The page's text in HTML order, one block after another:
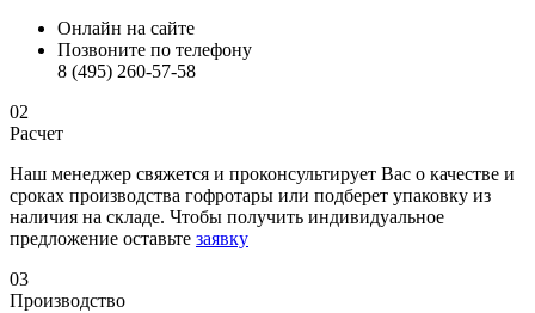
Онлайн на сайте
Позвоните по телефону
8 (495) 260-57-58
02
Расчет
Наш менеджер свяжется и проконсультирует Вас о качестве и
сроках производства гофротары или подберет упаковку из
наличия на складе. Чтобы получить индивидуальное
предложение оставьте заявку
03
Производство